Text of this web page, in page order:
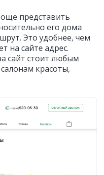
представить
его дома
Это удобнее, чем
на сайте адрес.
сайт стоит любым
красоты,